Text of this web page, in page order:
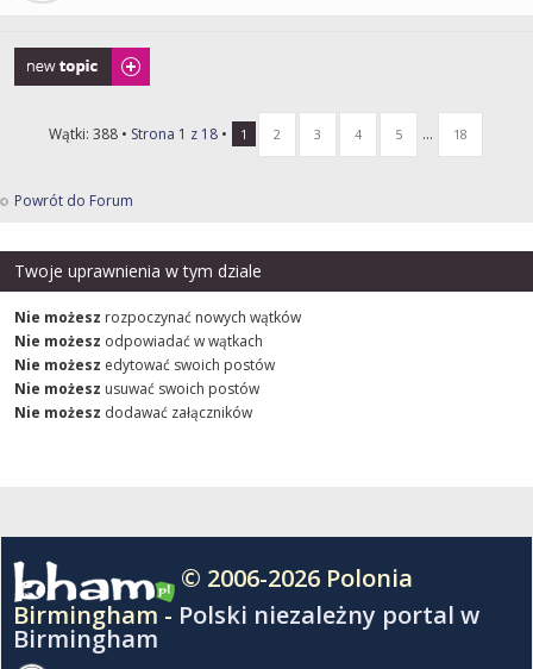
Napisz wątek
Wątki: 388 • Strona 1 z 18 • 1 2 3 4 5 ... 18
Powrót do Forum
Twoje uprawnienia w tym dziale
Nie możesz rozpoczynać nowych wątków
Nie możesz odpowiadać w wątkach
Nie możesz edytować swoich postów
Nie możesz usuwać swoich postów
Nie możesz dodawać załączników
© 2006-2026 Polonia
Birmingham - Polski niezależny portal w
Birmingham